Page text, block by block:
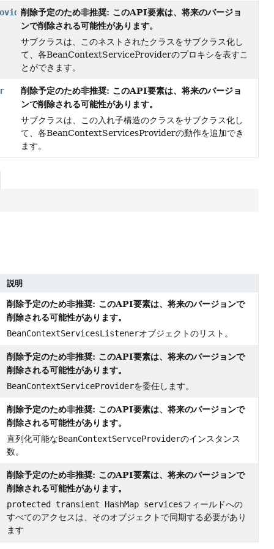
削除予定のため非推奨: このAPI要素は、将来のバージョ
ンで削除される可能性があります。
サブクラスは、このネストされたクラスをサブクラス化し
て、各BeanContextServiceProviderのプロキシを表すこ
とができます。
削除予定のため非推奨: このAPI要素は、将来のバージョ
ンで削除される可能性があります。
サブクラスは、この入れ子構造のクラスをサブクラス化し
て、各BeanContextServicesProviderの動作を追加でき
ます。
説明
削除予定のため非推奨: このAPI要素は、将来のバージョンで
削除される可能性があります。
BeanContextServicesListenerオブジェクトのリスト。
削除予定のため非推奨: このAPI要素は、将来のバージョンで
削除される可能性があります。
BeanContextServiceProviderを委任します。
削除予定のため非推奨: このAPI要素は、将来のバージョンで
削除される可能性があります。
直列化可能なBeanContextServceProviderのインスタンス
数。
削除予定のため非推奨: このAPI要素は、将来のバージョンで
削除される可能性があります。
protected transient HashMap servicesフィールドへの
すべてのアクセスは、そのオブジェクトで同期する必要があり
ます